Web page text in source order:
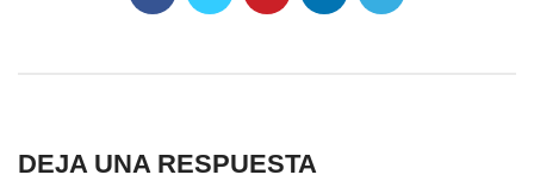
DEJA UNA RESPUESTA